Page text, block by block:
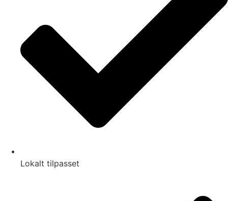
Lokalt tilpasset